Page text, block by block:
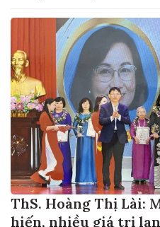
ThS. Hoàng Thị Lài:
hiến, nhiều giá trị